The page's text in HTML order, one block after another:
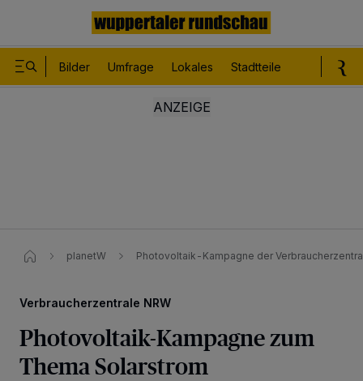
Bilder Umfrage Lokales Stadtteile
planetW Photovoltaik-Kampagne der
Verbraucherzentrale NRW
Photovoltaik-Kampagne zum
Thema Solarstrom